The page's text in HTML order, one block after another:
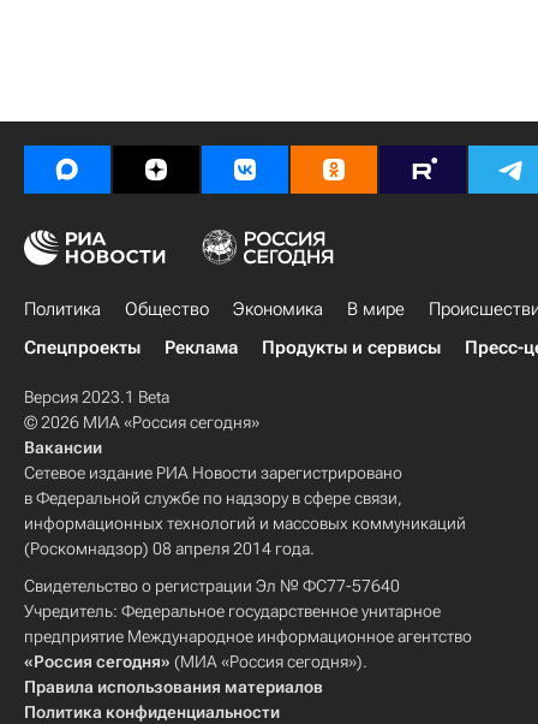
Политика Общество Экономика В мире
Спецпроекты
Реклама Продукты и сервисы Пресс-
Версия 2023.1 Beta
© 2026 МИА «Россия сегодня»
Вакансии
Сетевое издание РИА Новости зарегистрировано
в Федеральной службе по надзору в сфере связи,
информационных технологий и массовых коммуникаций
(Роскомнадзор) 08 апреля 2014 года.
Свидетельство о регистрации Эл № ФС77-57640
Учредитель: Федеральное государственное унитарное
предприятие Международное информационное агентство
«Россия сегодня» (МИА «Россия сегодня»).
Правила использования материалов
Политика конфиденциальности